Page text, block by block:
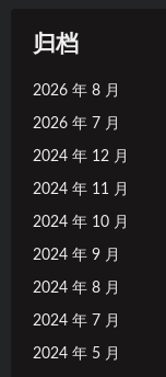
归档
2026 年 8 月
2026 年 7 月
2024 年 12 月
2024 年 11 月
2024 年 10 月
2024 年 9 月
2024 年 8 月
2024 年 7 月
2024 年 5 月